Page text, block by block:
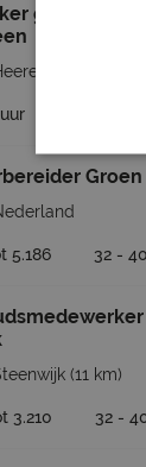
Groen
5.186 32 -
(11 km)
3.210 32 -